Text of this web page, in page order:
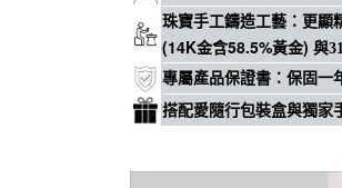
珠寶手工鑄造工藝 ： 更顯
(14K金含58.5%黃金) 與
專屬產品保證書 ： 保固一
搭配愛隨行包裝盒與獨家